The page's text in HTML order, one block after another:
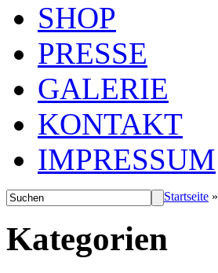
SHOP
PRESSE
GALERIE
KONTAKT
IMPRESSUM
Startseite »
Kategorien